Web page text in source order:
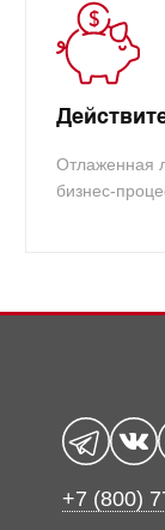
Отлаженная
бизнес-
+7 (800)